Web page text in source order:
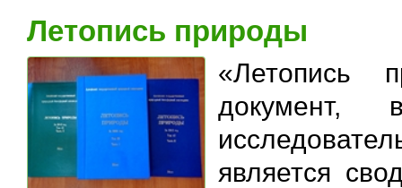
Летопись природы
«Летопись
документ,
является